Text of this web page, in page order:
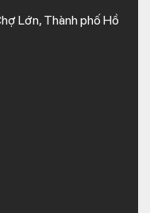
Lớn, Thành phố Hồ